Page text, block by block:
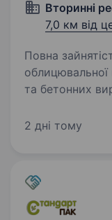
Вторинні
7,0 км від
Повна зайнятість. Сучасний
облицювальної
та бетонних
та
2 дні тому